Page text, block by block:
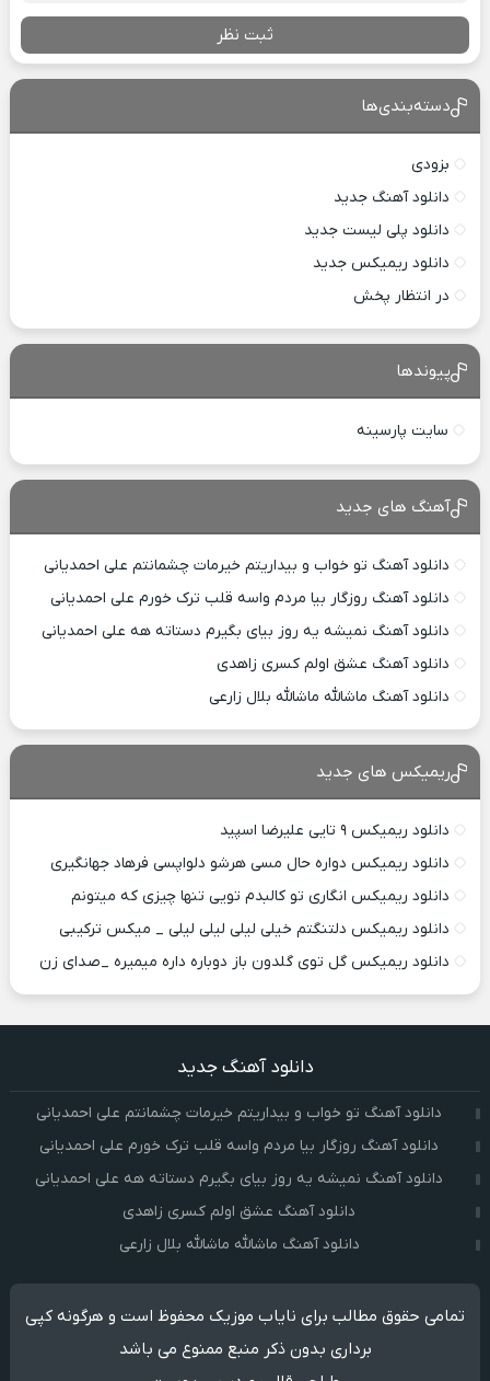
ثبت نظر
دسته‌بندی‌ها
بزودی
دانلود آهنگ جدید
دانلود پلی لیست جدید
دانلود ریمیکس جدید
در انتظار پخش
پیوندها
سایت پارسینه
آهنگ های جدید
دانلود آهنگ تو خواب و بیداریتم خیرمات چشمانتم علی احمدیانی
دانلود آهنگ روزگار بیا مردم واسه قلب ترک خورم علی احمدیانی
دانلود آهنگ نمیشه یه روز بیای بگیرم دستاته هه علی احمدیانی
دانلود آهنگ عشق اولم کسری زاهدی
دانلود آهنگ ماشالله ماشالله بلال زارعی
ریمیکس های جدید
دانلود ریمیکس ۹ تایی علیرضا اسپید
دانلود ریمیکس دواره حال مسی هرشو دلواپسی فرهاد جهانگیری
دانلود ریمیکس انگاری تو کالبدم تویی تنها چیزی که میتونم
دانلود ریمیکس دلتنگتم خیلی لیلی لیلی لیلی _ میکس ترکیبی
دانلود ریمیکس گل توی گلدون باز دوباره داره میمیره _صدای زن
دانلود آهنگ جدید
دانلود آهنگ تو خواب و بیداریتم خیرمات چشمانتم علی احمدیانی
دانلود آهنگ روزگار بیا مردم واسه قلب ترک خورم علی احمدیانی
دانلود آهنگ نمیشه یه روز بیای بگیرم دستاته هه علی احمدیانی
دانلود آهنگ عشق اولم کسری زاهدی
دانلود آهنگ ماشالله ماشالله بلال زارعی
تمامی حقوق مطالب برای نایاب موزیک محفوظ است و هرگونه کپی
برداری بدون ذکر منبع ممنوع می باشد